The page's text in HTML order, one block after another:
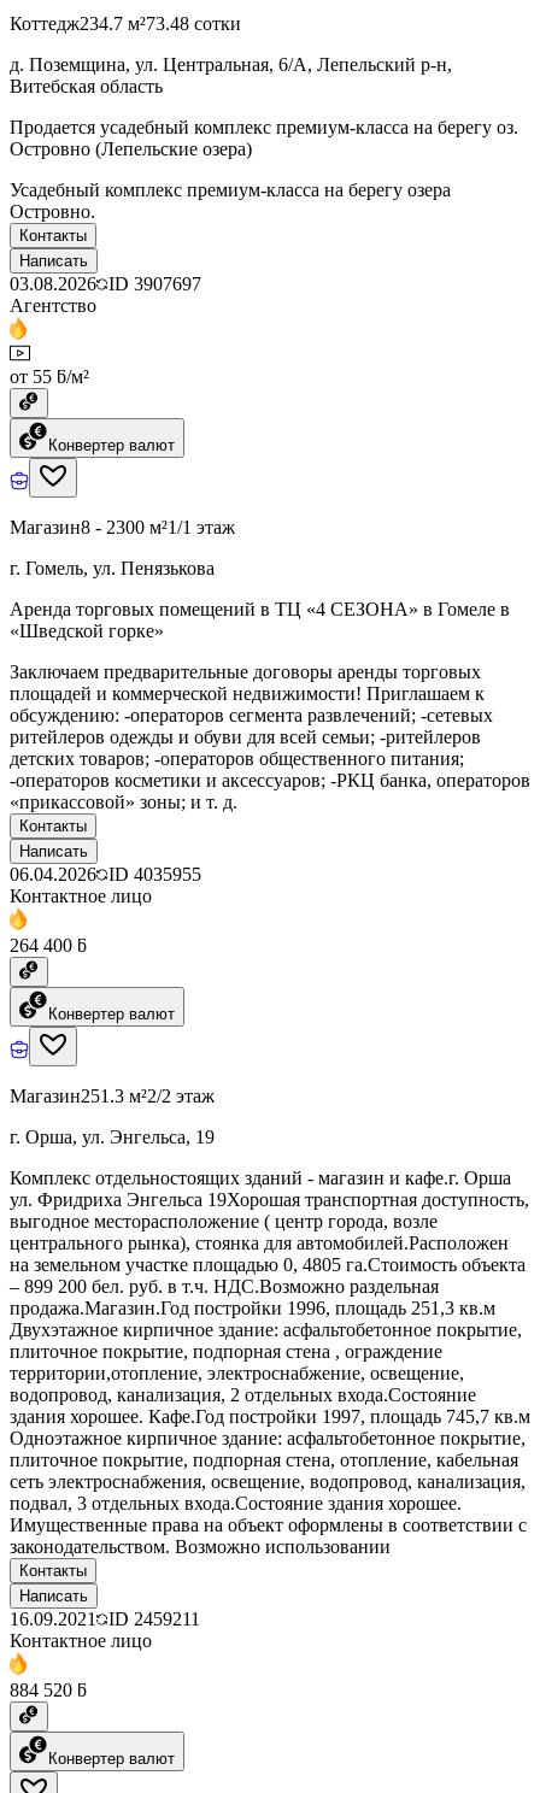
Коттедж234.7 м²73.48 сотки
д. Поземщина, ул. Центральная, 6/А, Лепельский р-н,
Витебская область
Продается усадебный комплекс премиум-класса на берегу оз.
Островно (Лепельские озера)
Усадебный комплекс премиум-класса на берегу озера
Островно.
Контакты
Написать
03.08.2026 ID 3907697
Агентство
от 55 ƃ/м²
Конвертер валют
Магазин8 - 2300 м²1/1 этаж
г. Гомель, ул. Пенязькова
Аренда торговых помещений в ТЦ «4 СЕЗОНА» в Гомеле в
«Шведской горке»
Заключаем предварительные договоры аренды торговых
площадей и коммерческой недвижимости! Приглашаем к
обсуждению: -операторов сегмента развлечений; -сетевых
ритейлеров одежды и обуви для всей семьи; -ритейлеров
детских товаров; -операторов общественного питания;
-операторов косметики и аксессуаров; -РКЦ банка, операторов
«прикассовой» зоны; и т. д.
Контакты
Написать
06.04.2026 ID 4035955
Контактное лицо
264 400 ƃ
Конвертер валют
Магазин251.3 м²2/2 этаж
г. Орша, ул. Энгельса, 19
Комплекс отдельностоящих зданий - магазин и кафе.г. Орша
ул. Фридриха Энгельса 19Хорошая транспортная доступность,
выгодное месторасположение ( центр города, возле
центрального рынка), стоянка для автомобилей.Расположен
на земельном участке площадью 0, 4805 га.Стоимость объекта
– 899 200 бел. руб. в т.ч. НДС.Возможно раздельная
продажа.Магазин.Год постройки 1996, площадь 251,3 кв.м
Двухэтажное кирпичное здание: асфальтобетонное покрытие,
плиточное покрытие, подпорная стена , ограждение
территории,отопление, электроснабжение, освещение,
водопровод, канализация, 2 отдельных входа.Состояние
здания хорошее. Кафе.Год постройки 1997, площадь 745,7 кв.м
Одноэтажное кирпичное здание: асфальтобетонное покрытие,
плиточное покрытие, подпорная стена, отопление, кабельная
сеть электроснабжения, освещение, водопровод, канализация,
подвал, 3 отдельных входа.Состояние здания хорошее.
Имущественные права на объект оформлены в соответствии с
законодательством. Возможно использовании
Контакты
Написать
16.09.2021 ID 2459211
Контактное лицо
884 520 ƃ
Конвертер валют